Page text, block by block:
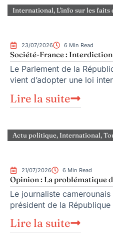
International, L'info sur les faits
23/07/2026 6 Min Read
Société-France : Interdiction
Le Parlement de la
vient d’adopter une loi
Lire la suite
Actu politique, International,
21/07/2026 6 Min Read
Opinion : La problématique
Le journaliste
président de la
Lire la suite